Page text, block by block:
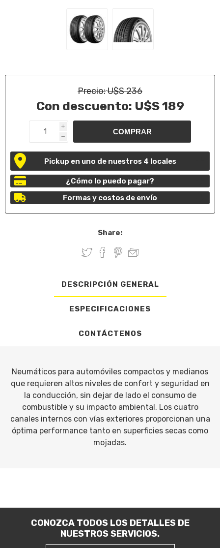
Precio:U$S 236
Con descuento: U$S 189
i
h
Pickup en uno de nuestros 4 locales
¿Cómo lo puedo pagar?
Formas y costos de envío
Share:
DESCRIPCIÓN GENERAL
ESPECIFICACIONES
CONTÁCTENOS
Neumáticos para automóviles compactos y medianos
que requieren altos niveles de confort y seguridad en
la conducción, sin dejar de lado el consumo de
combustible y su impacto ambiental. Los cuatro
canales internos con vías exteriores proporcionan una
óptima performance tanto en superficies secas como
mojadas.
CONOZCA TODOS LOS DETALLES DE
NUESTROS SERVICIOS.